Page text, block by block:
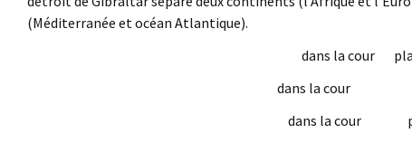
(Méditerranée et océan Atlantique).
dans la cour
dans la cour
dans la cour